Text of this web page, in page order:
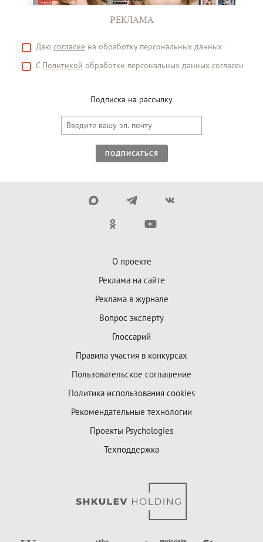
РЕКЛАМА
Даю согласие на обработку персональных данных
С Политикой обработки персональных данных согласен
Подписка на рассылку
ПОДПИСАТЬСЯ
О проекте
Реклама на сайте
Реклама в журнале
Вопрос эксперту
Глоссарий
Правила участия в конкурсах
Пользовательское соглашение
Политика использования cookies
Рекомендательные технологии
Проекты Psychologies
Техподдержка